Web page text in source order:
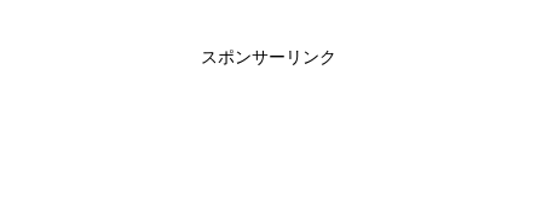
スポンサーリンク